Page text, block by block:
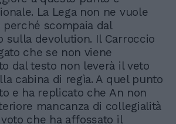
La Lega non ne vuole
perché scompaia dal
sulla devolution. Il Carroccio
che se non viene
dal testo non leverà il veto
cabina di regìa. A quel punto
e ha replicato che An non
mancanza di collegialità
che ha affossato il